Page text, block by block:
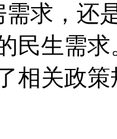
求，还
民生需
相关政